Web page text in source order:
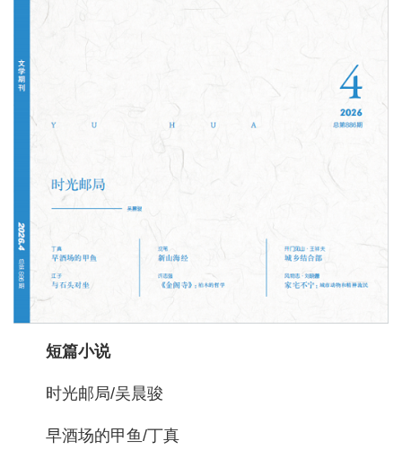
短篇小说
时光邮局/吴晨骏
早酒场的甲鱼/丁真